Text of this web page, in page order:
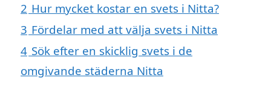
2 Hur mycket kostar en svets i Nitta?
3 Fördelar med att välja svets i Nitta
4 Sök efter en skicklig svets i de
omgivande städerna Nitta